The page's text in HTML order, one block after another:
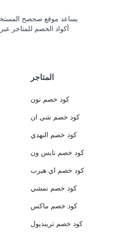
يساعد موقع صحصح
أكواد الخصم للمتاجر
المتاجر
كود خصم نون
كود خصم شي ان
كود خصم النهدي
كود خصم نايس ون
كود خصم اي هيرب
كود خصم نمشي
كود خصم ماكس
كود خصم ترينديول